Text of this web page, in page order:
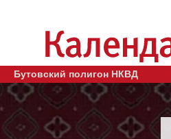
Бутовский полигон НКВД